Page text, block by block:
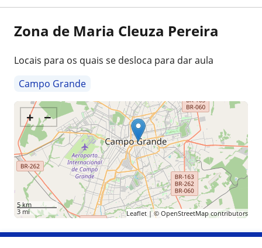
Zona de Maria Cleuza Pereira
Locais para os quais se desloca para dar aula
Campo Grande
+ −
5 km
3 mi
Leaflet| © OpenStreetMap contributors